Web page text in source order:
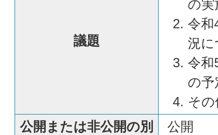
議題
の
令和
況
令和
の
その
公開または非公開の別
公開